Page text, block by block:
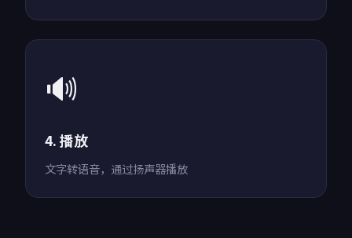
🔊
4. 播放
文字转语音，通过扬声器播放